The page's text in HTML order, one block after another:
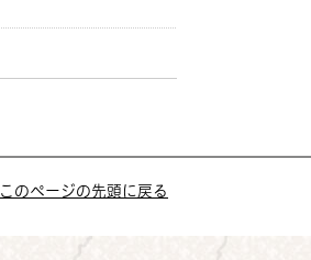
このページの先頭に戻る